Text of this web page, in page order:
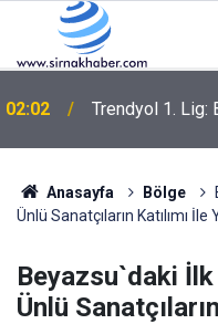
02:02 Trendyol 1. Lig:
Anasayfa Bölge
Ünlü Sanatçıların Katılımı İle
Beyazsu`daki İlk
Ünlü